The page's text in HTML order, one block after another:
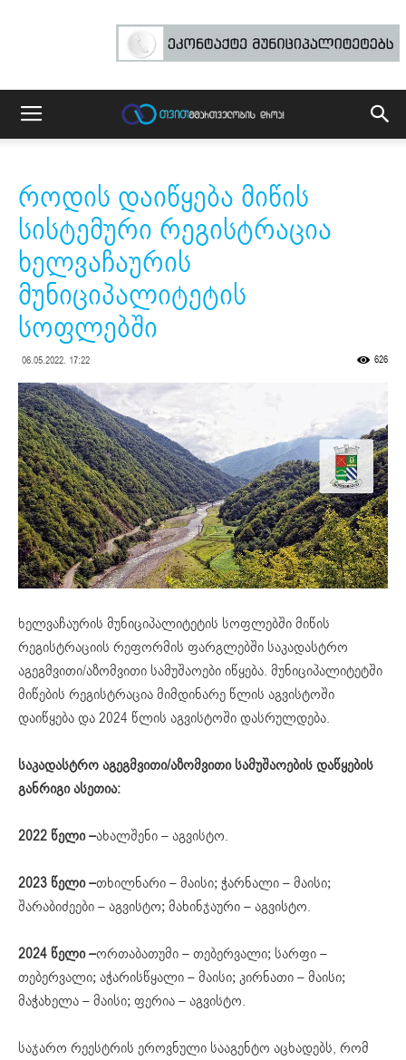
როდის დაიწყება მიწის
სისტემური რეგისტრაცია
ხელვაჩაურის
მუნიციპალიტეტის
სოფლებში
06.05.2022. 17:22 626
ხელვაჩაურის მუნიციპალიტეტის სოფლებში მიწის
რეგისტრაციის რეფორმის ფარგლებში საკადასტრო
აგეგმვითი/აზომვითი სამუშაოები იწყება. მუნიციპალიტეტში
მიწების რეგისტრაცია მიმდინარე წლის აგვისტოში
დაიწყება და 2024 წლის აგვისტოში დასრულდება.
საკადასტრო აგეგმვითი/აზომვითი სამუშაოების დაწყების
განრიგი ასეთია:
2022 წელი –ახალშენი – აგვისტო.
2023 წელი –თხილნარი – მაისი; ჭარნალი – მაისი;
შარაბიძეები – აგვისტო; მახინჯაური – აგვისტო.
2024 წელი –ორთაბათუმი – თებერვალი; სარფი –
თებერვალი; აჭარისწყალი – მაისი; კირნათი – მაისი;
მაჭახელა – მაისი; ფერია – აგვისტო.
საჯარო რეესტრის ეროვნული სააგენტო აცხადებს, რომ